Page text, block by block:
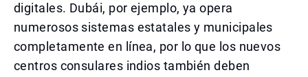
digitales. Dubái, por ejemplo, ya opera
numerosos sistemas estatales y municipales
completamente en línea, por lo que los nuevos
centros consulares indios también deben